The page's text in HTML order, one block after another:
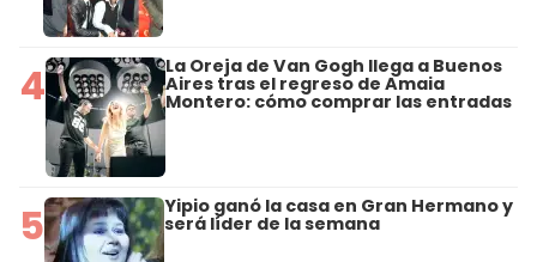
4 La Oreja de Van Gogh llega a Buenos
Aires tras el regreso de Amaia
Montero: cómo comprar las entradas
5 Yipio ganó la casa en Gran Hermano y
será líder de la semana